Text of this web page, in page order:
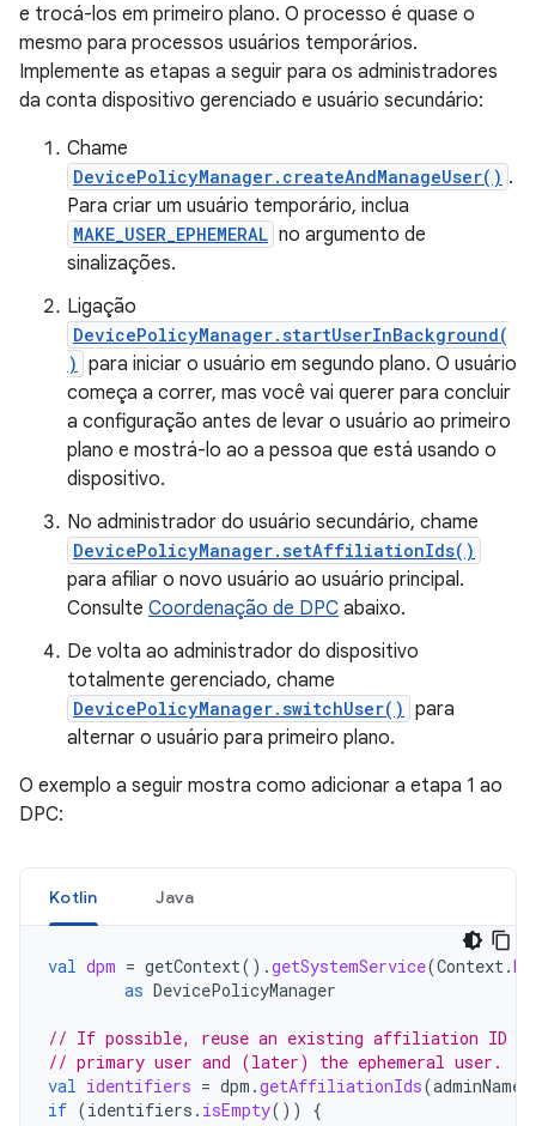
e trocá-los em primeiro plano. O processo é quase o
mesmo para processos usuários temporários.
Implemente as etapas a seguir para os administradores
da conta dispositivo gerenciado e usuário secundário:
Chame
DevicePolicyManager.createAndManageUser() .
Para criar um usuário temporário, inclua
MAKE_USER_EPHEMERAL no argumento de
sinalizações.
Ligação
DevicePolicyManager.startUserInBackground(
) para iniciar o usuário em segundo plano. O usuário
começa a correr, mas você vai querer para concluir
a configuração antes de levar o usuário ao primeiro
plano e mostrá-lo ao a pessoa que está usando o
dispositivo.
No administrador do usuário secundário, chame
DevicePolicyManager.setAffiliationIds()
para afiliar o novo usuário ao usuário principal.
Consulte Coordenação de DPC abaixo.
De volta ao administrador do dispositivo
totalmente gerenciado, chame
DevicePolicyManager.switchUser() para
alternar o usuário para primeiro plano.
O exemplo a seguir mostra como adicionar a etapa 1 ao
DPC:
Kotlin Java
val dpm = getContext().getSystemService(Context .
as DevicePolicyManager
// If possible, reuse an existing affiliation ID
// primary user and (later) the ephemeral user.
val identifiers = dpm .getAffiliationIds(adminName
if (identifiers . isEmpty())
{